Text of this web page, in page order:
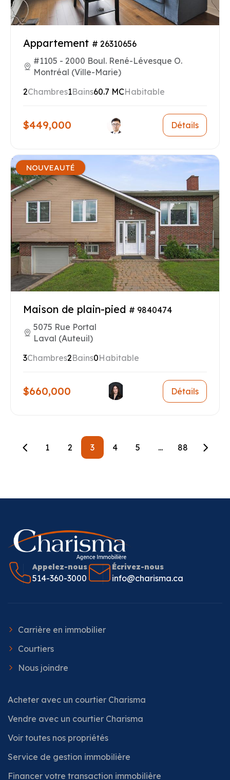
Appartement # 26310656
#1105 - 2000 Boul. René-Lévesque O.
Montréal (Ville-Marie)
2Chambres1Bains60.7 MCHabitable
$449,000 Détails
NOUVEAUTÉ
Maison de plain-pied # 9840474
5075 Rue Portal
Laval (Auteuil)
3Chambres2Bains0Habitable
$660,000 Détails
1 2 3 4 5 ... 88
Appelez-nous
514-360-3000
Écrivez-nous
info@charisma.ca
Carrière en immobilier
Courtiers
Nous joindre
Acheter avec un courtier Charisma
Vendre avec un courtier Charisma
Voir toutes nos propriétés
Service de gestion immobilière
Financer votre transaction immobilière